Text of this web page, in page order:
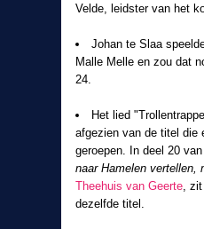
Velde, leidster van het
Johan te Slaa
Malle Melle en zou dat
24.
Het lied
afgezien van de titel die
geroepen. In deel 20 van
naar Hamelen vertellen,
Theehuis van Geerte, zit
dezelfde titel.